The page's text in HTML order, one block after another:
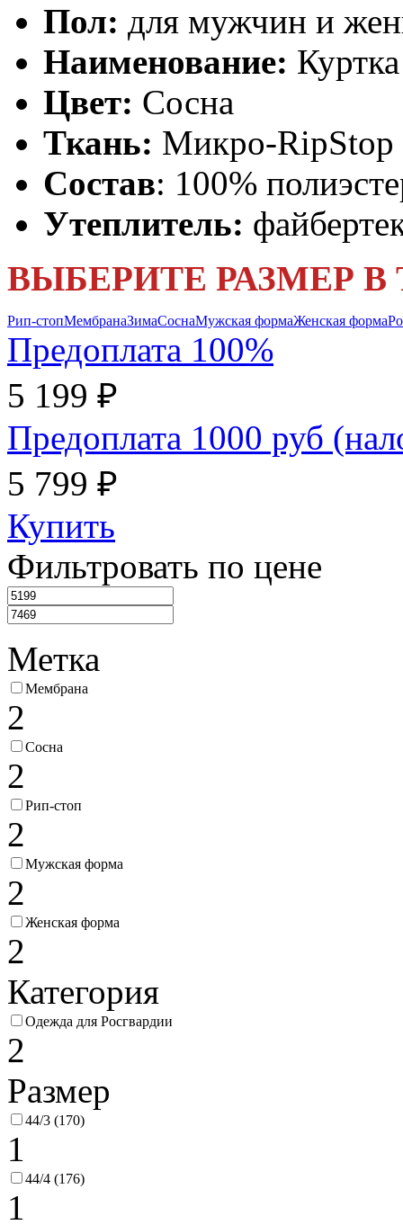
Пол: для мужчин и
Наименование:
Цвет: Сосна
Ткань: Микро-RipStop
Состав: 100%
Утеплитель:
ВЫБЕРИТЕ РАЗМЕР В
Рип-стопМембранаЗимаСоснаМужская формаЖенская форма
Предоплата 100%
5 199 ₽
Предоплата 1000 руб
5 799 ₽
Купить
Фильтровать по цене
Метка
Мембрана
2
Сосна
2
Рип-стоп
2
Мужская форма
2
Женская форма
2
Категория
Одежда для Росгвардии
2
Размер
44/3 (170)
1
44/4 (176)
1